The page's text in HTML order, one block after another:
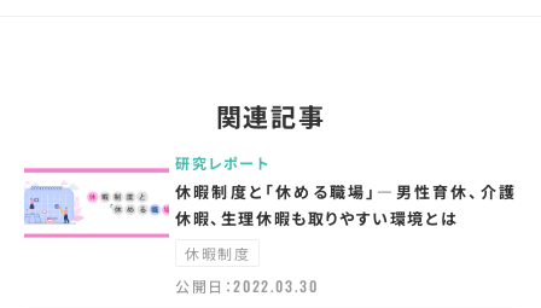
関連記事
研究レポート
休暇制度と「休める職場」―男性育休、介護
休暇、生理休暇も取りやすい環境とは
休暇制度
公開日：2022.03.30